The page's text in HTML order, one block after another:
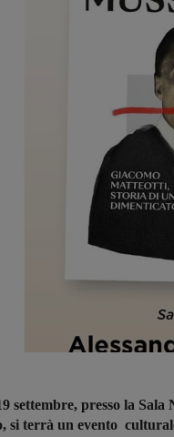
settembre, presso la
si terrà un evento